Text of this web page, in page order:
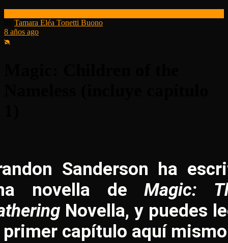
Tamara Eléa Tonetti Buono
8 años ago
Sanderson ha
novella deMagic:
Novella, y puedes
primer capítulo aquí mismo